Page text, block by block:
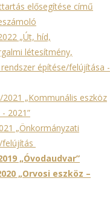
elősegítése című
„Út, híd,
létesítmény,
építése/felújítása -
2021 „Kommunális eszköz
2021”
„Önkormányzati
felújítás
„Óvodaudvar”
„Orvosi eszköz –